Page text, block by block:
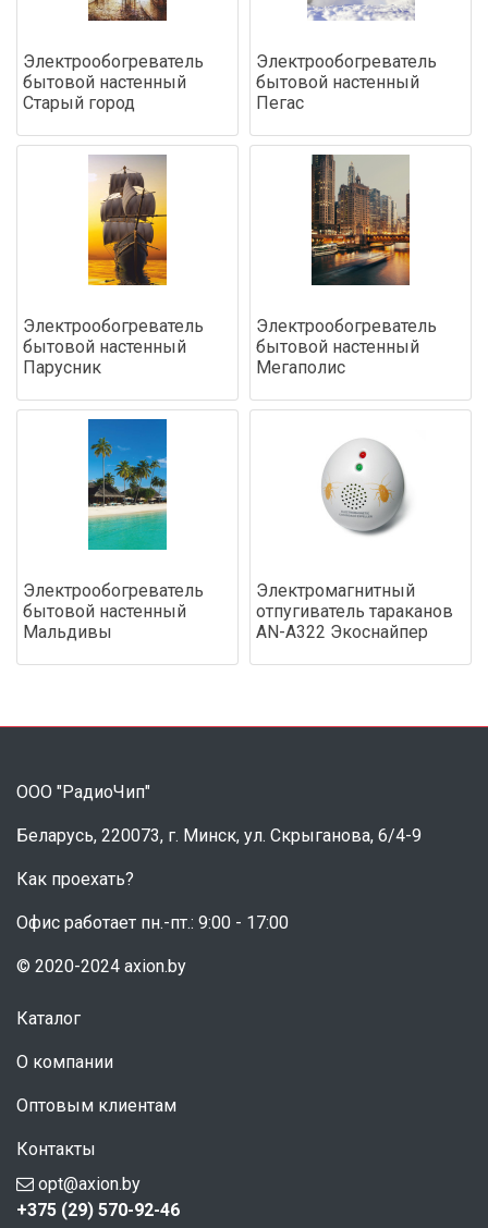
Электрообогреватель
бытовой настенный
Старый город
Электрообогреватель
бытовой настенный
Пегас
Электрообогреватель
бытовой настенный
Парусник
Электрообогреватель
бытовой настенный
Мегаполис
Электрообогреватель
бытовой настенный
Мальдивы
Электромагнитный
отпугиватель тараканов
AN-A322 Экоснайпер
ООО "РадиоЧип"
Беларусь, 220073, г. Минск, ул. Скрыганова, 6/4-9
Как проехать?
Офис работает пн.-пт.: 9:00 - 17:00
© 2020-2024 axion.by
Каталог
О компании
Оптовым клиентам
Контакты
opt@axion.by
+375 (29) 570-92-46